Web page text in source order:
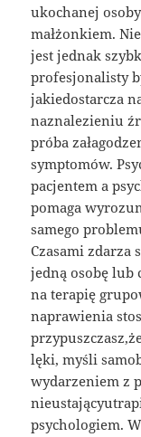
ukochanej
małżonkiem.
jest jednak
profesjonalisty
jakiedostarcza
naznalezieniu
próba
symptomów.
pacjentem a
pomaga
samego
Czasami zdarza
jedną osobę lub
na terapię
naprawienia
lęki, myśli
wydarzeniem z
psychologiem.